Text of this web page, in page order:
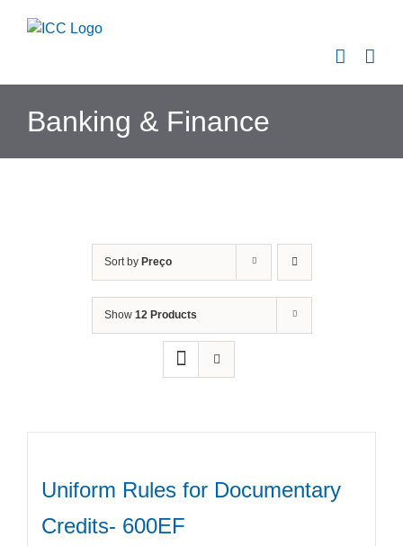
Banking & Finance
Sort by Preço
Show 12 Products
Uniform Rules for Documentary
Credits- 600EF